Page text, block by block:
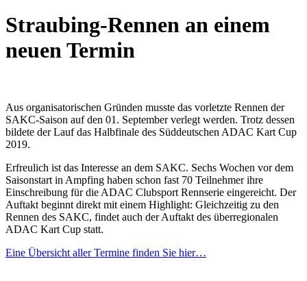
Straubing-Rennen an einem
neuen Termin
Aus organisatorischen Gründen musste das vorletzte Rennen der
SAKC-Saison auf den 01. September verlegt werden. Trotz dessen
bildete der Lauf das Halbfinale des Süddeutschen ADAC Kart Cup
2019.
Erfreulich ist das Interesse an dem SAKC. Sechs Wochen vor dem
Saisonstart in Ampfing haben schon fast 70 Teilnehmer ihre
Einschreibung für die ADAC Clubsport Rennserie eingereicht. Der
Auftakt beginnt direkt mit einem Highlight: Gleichzeitig zu den
Rennen des SAKC, findet auch der Auftakt des überregionalen
ADAC Kart Cup statt.
Eine Übersicht aller Termine finden Sie hier…